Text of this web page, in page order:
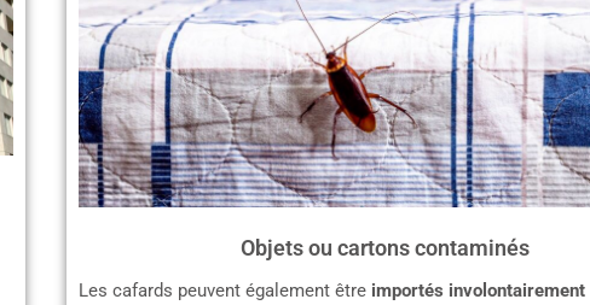
Objets ou cartons contaminés
Les cafards peuvent également être importés involontairement